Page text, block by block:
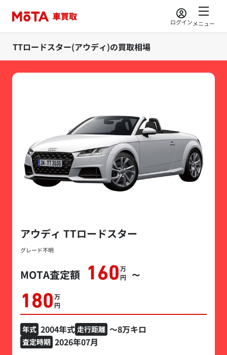
ログインメニュー
TTロードスター(アウディ)の買取相場
アウディ TTロードスター
グレード不明
MOTA査定額 160万円 〜
180万円
年式 2004年式 走行距離 ～8万キロ
査定時期 2026年07月